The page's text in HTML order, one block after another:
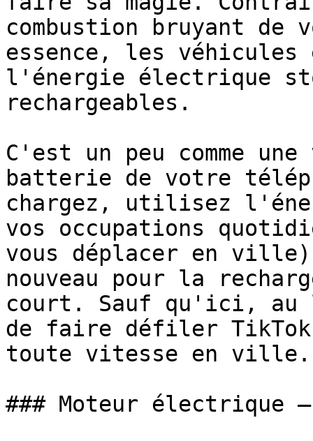
combustion bruyant de
essence, les
l'énergie électrique
rechargeables.
C'est un peu comme
batterie de votre
chargez, utilisez
vos occupations
vous déplacer en
nouveau pour la
court. Sauf qu'ici, au
de faire défiler
toute vitesse en ville.
### Moteur électrique